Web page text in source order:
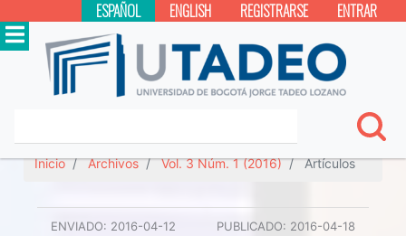
ESPAÑOL ENGLISH REGISTRARSE ENTRAR
Inicio Archivos Vol. 3 Núm. 1 (2016) Artículos
ENVIADO: 2016-04-12 PUBLICADO: 2016-04-18